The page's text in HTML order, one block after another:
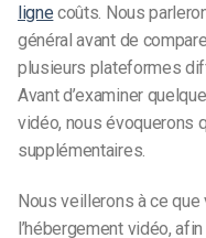
ligne coûts. Nous
général avant de
plusieurs plateformes
Avant d’examiner
vidéo, nous évoquerons
supplémentaires.
Nous veillerons à ce
l’hébergement vidéo,